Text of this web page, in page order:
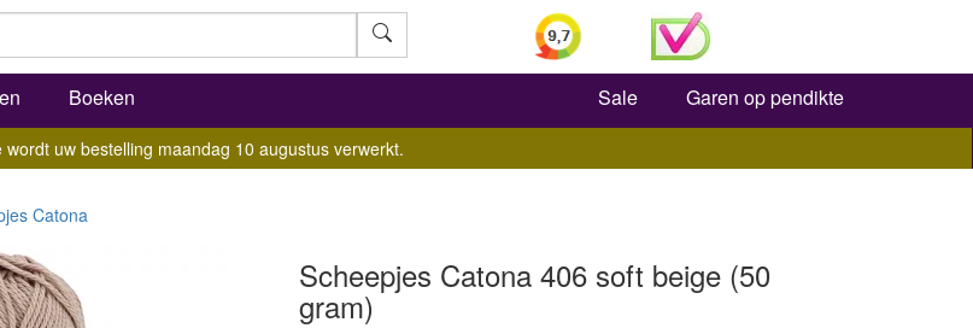
Zoeken
Boeken Sale Garen op pendikte
wordt uw bestelling maandag 10 augustus verwerkt.
Catona
Scheepjes Catona 406 soft beige (50
gram)